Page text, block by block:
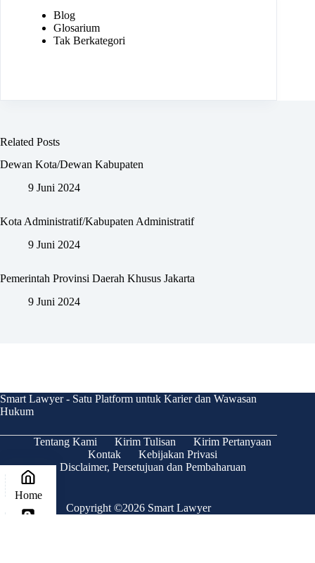
Blog
Glosarium
Tak Berkategori
Related Posts
Dewan Kota/Dewan Kabupaten
9 Juni 2024
Kota Administratif/Kabupaten Administratif
9 Juni 2024
Pemerintah Provinsi Daerah Khusus Jakarta
9 Juni 2024
Smart Lawyer - Satu Platform untuk Karier dan Wawasan
Hukum
Tentang Kami Kirim Tulisan
Kirim Pertanyaan
Kontak
Kebijakan Privasi
Disclaimer, Persetujuan dan Pembaharuan
Copyright ©2026 Smart Lawyer
Home